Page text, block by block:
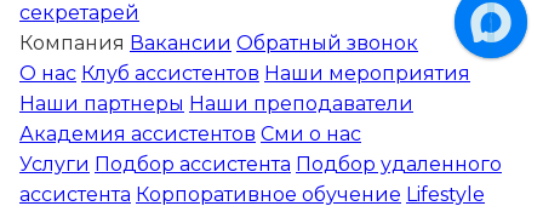
секретарей
Компания Вакансии Обратный звонок
О нас Клуб ассистентов Наши мероприятия
Наши партнеры Наши преподаватели
Академия ассистентов Сми о нас
Услуги Подбор ассистента Подбор удаленного
ассистента Корпоративное обучение Lifestyle